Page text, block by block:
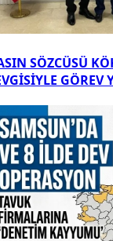
SÖZCÜSÜ
GÖREV